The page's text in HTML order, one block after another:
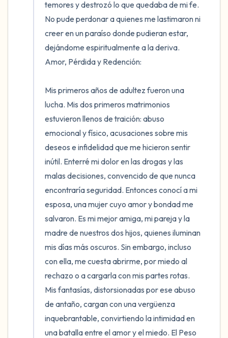
temores y destrozó lo que quedaba de mi fe.
No pude perdonar a quienes me lastimaron ni
creer en un paraíso donde pudieran estar,
dejándome espiritualmente a la deriva.
Amor, Pérdida y Redención:
Mis primeros años de adultez fueron una
lucha. Mis dos primeros matrimonios
estuvieron llenos de traición: abuso
emocional y físico, acusaciones sobre mis
deseos e infidelidad que me hicieron sentir
inútil. Enterré mi dolor en las drogas y las
malas decisiones, convencido de que nunca
encontraría seguridad. Entonces conocí a mi
esposa, una mujer cuyo amor y bondad me
salvaron. Es mi mejor amiga, mi pareja y la
madre de nuestros dos hijos, quienes iluminan
mis días más oscuros. Sin embargo, incluso
con ella, me cuesta abrirme, por miedo al
rechazo o a cargarla con mis partes rotas.
Mis fantasías, distorsionadas por ese abuso
de antaño, cargan con una vergüenza
inquebrantable, convirtiendo la intimidad en
una batalla entre el amor y el miedo. El Peso